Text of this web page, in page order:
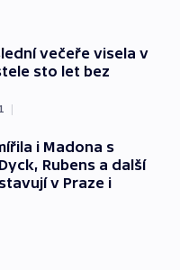
večeře visela v
sto let bez
|
i Madona s
Rubens a další
v Praze i